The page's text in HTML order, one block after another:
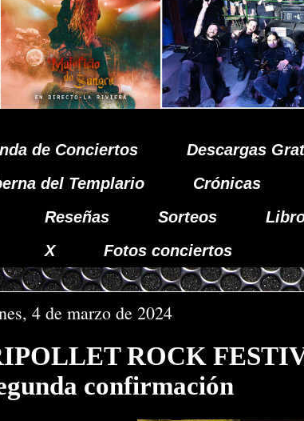
de Conciertos Descargas
del Templario Crónicas
Reseñas Sorteos
X Fotos conciertos
4 de marzo de 2024
ROCK
confirmación